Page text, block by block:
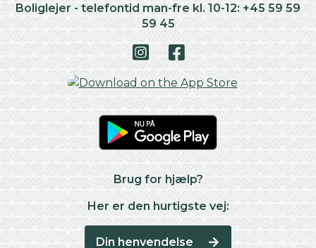
Boliglejer - telefontid man-fre kl. 10-12: +45 59 59
59 45
Brug for hjælp?
Her er den hurtigste vej:
Din henvendelse